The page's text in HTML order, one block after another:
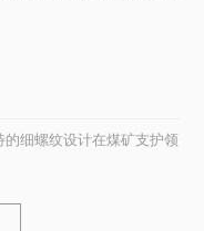
细螺纹设计在煤矿支护领